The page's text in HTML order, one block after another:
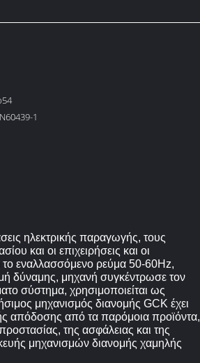
1
ηλεκτρικής παραγωγής, τους
και οι επιχειρήσεις και οι
το εναλλασσόμενο ρεύμα 50-60Hz,
δύναμης, μηχανή συγκέντρωσε τον
σύστημα, χρησιμοποιείται ως
μηχανισμός διανομής GCK έχει
απόδοσης από τα παρόμοια προϊόντα,
της ασφάλειας και της
μηχανισμών διανομής χαμηλής